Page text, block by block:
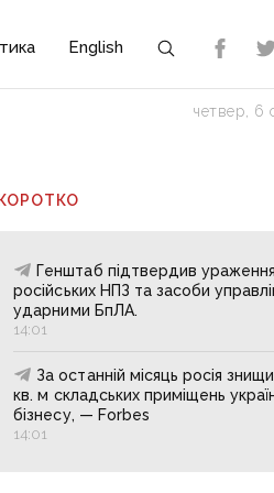
English
четвер, 6
КОРОТКО
Генштаб підтвердив
російських НПЗ та засоби
ударними БпЛА.
14:01
За останній місяць росія
кв. м складських приміщень
бізнесу, — Forbes
14:01